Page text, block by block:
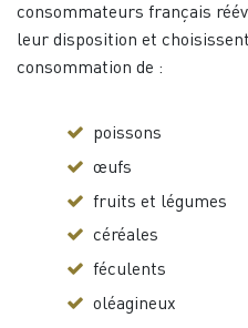
consommateurs français
leur disposition et
consommation de :
poissons
œufs
fruits et légumes
céréales
féculents
oléagineux